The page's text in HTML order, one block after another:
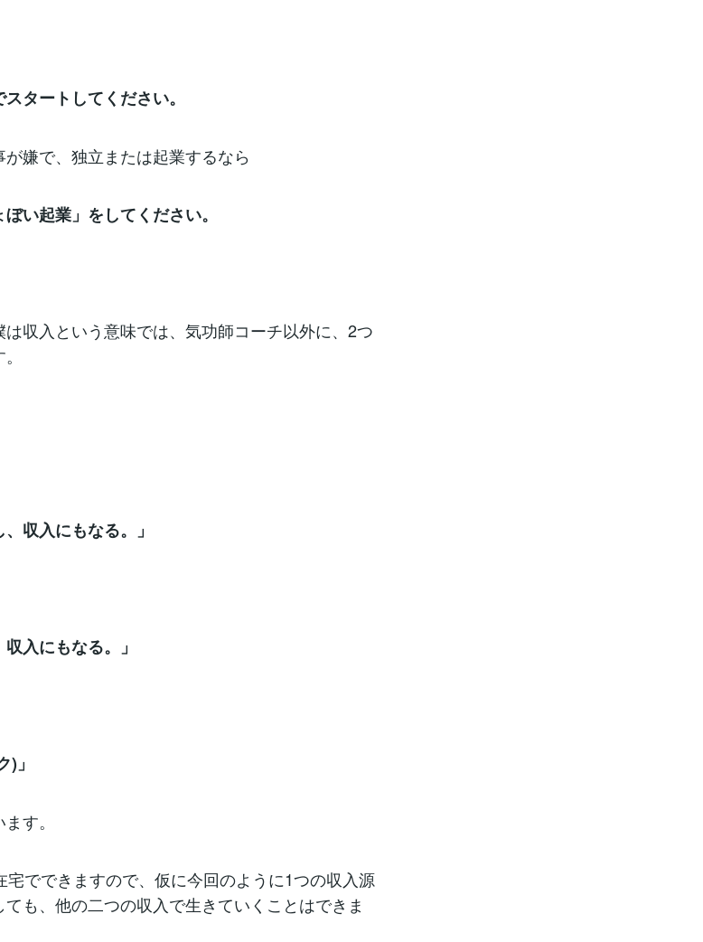
タートしてください。
嫌で、独立または起業するなら
い起業」をしてください。
収入という意味では、気功師コーチ以外に、2つ
収入にもなる。」
入にもなる。」
)」
す。
でできますので、仮に今回のように1つの収入源
も、他の二つの収入で生きていくことはできま